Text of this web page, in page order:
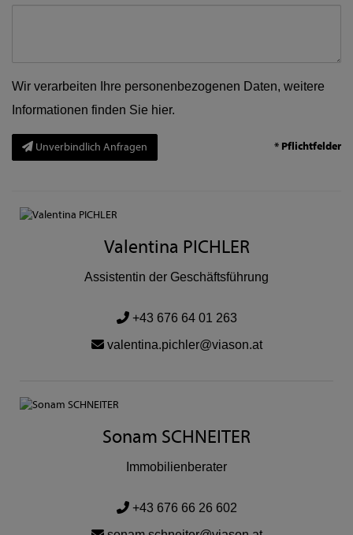
Wir verarbeiten Ihre personenbezogenen Daten, weitere
Informationen finden Sie hier.
Unverbindlich Anfragen * Pflichtfelder
Valentina PICHLER
Assistentin der Geschäftsführung
+43 676 64 01 263
valentina.pichler@viason.at
Sonam SCHNEITER
Immobilienberater
+43 676 66 26 602